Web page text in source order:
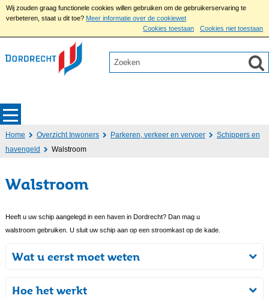
Wij zouden graag functionele cookies willen gebruiken om de gebruikerservaring te
verbeteren, staat u dit toe? Meer informatie over de cookiewet
Cookies toestaan
Cookies niet toestaan
Home Overzicht Inwoners Parkeren, verkeer en vervoer
Schippers en
havengeld
Walstroom
Walstroom
Heeft u uw schip aangelegd in een haven in Dordrecht? Dan mag u
walstroom gebruiken. U sluit uw schip aan op een stroomkast op de kade.
Wat u eerst moet weten
Hoe het werkt